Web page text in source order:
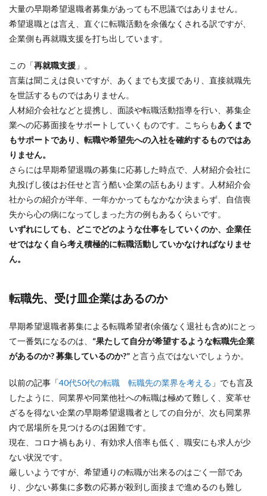
大量の早期希望退職者募集があっても不思議ではありません。
希望退職とは言え、直ぐに転職活動を余儀なくされる訳ですが、
企業側も再就職支援を打ち出しています。
この「再就職支援 」。
言葉は聞こえは良いですが、あくまでも支援であり、直接就職先
を世話するものではありません。
人材紹介会社などと提携し、面談や転職活動指導を行い、募集企
業への応募面接をサポートしていくものです。こちらもあくまで
もサポートであり、転職や希望先への入社を確約するものではあ
りません。
さらには早期希望退職の募集に応募した時点で、人材紹介会社に
丸投げし後はお任せと言う酷い企業の話もあります。人材紹介会
社からの紹介が半年、一年かかってもなかなか決まらず、自信喪
失から心の病になってしまった方の例もあるくらいです。
いずれにしても、どこでどのような仕事をしていくのか、企業任
せではなく自ら考え積極的に転職活動していかなければなりませ
ん。
転職先、受け皿企業はあるのか
早期希望退職者募集による転職希望者(余儀なく退社も含め)にとっ
て一番気になるのは、 “果たして自分が希望するような転職先企業
があるのか? 募集しているのか?” と言う点ではないでしょうか。
以前の記事「40代50代の転職 転職先の業界を考える 」でも言及
したように、同業界や同業他社への転職は極めて難しく、変革せ
ざるを得ない企業の早期希望退職者としての自分が、次も同業界
内で居場所を見つけるのは困難です。
現在、コロナ禍もあり、有効求人倍率も低く、職安にも求人が少
ない状況です。
厳しいようですが、希望通りの転職が出来るのはごく一部であ
り、少ない募集に多数の応募が殺到し面接まで進めるのも難し